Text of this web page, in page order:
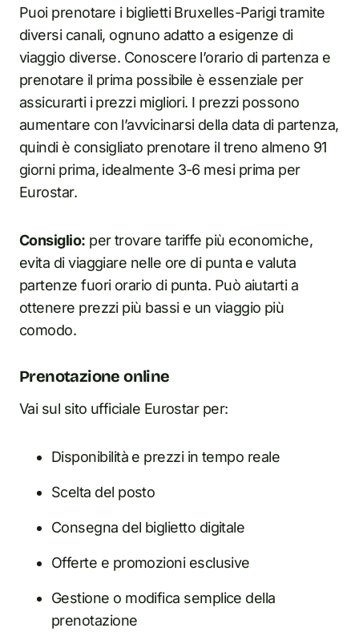
Puoi prenotare i biglietti Bruxelles-Parigi tramite
diversi canali, ognuno adatto a esigenze di
viaggio diverse. Conoscere l’orario di partenza e
prenotare il prima possibile è essenziale per
assicurarti i prezzi migliori. I prezzi possono
aumentare con l’avvicinarsi della data di partenza,
quindi è consigliato prenotare il treno almeno 91
giorni prima, idealmente 3-6 mesi prima per
Eurostar.
Consiglio: per trovare tariffe più economiche,
evita di viaggiare nelle ore di punta e valuta
partenze fuori orario di punta. Può aiutarti a
ottenere prezzi più bassi e un viaggio più
comodo.
Prenotazione online
Vai sul sito ufficiale Eurostar per:
Disponibilità e prezzi in tempo reale
Scelta del posto
Consegna del biglietto digitale
Offerte e promozioni esclusive
Gestione o modifica semplice della
prenotazione